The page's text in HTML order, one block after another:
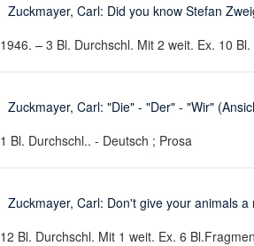
Zuckmayer, Carl: Did you know Stefan
1946. – 3 Bl. Durchschl. Mit 2 weit. Ex. 10
Zuckmayer, Carl: "Die" - "Der" - "Wir"
1 Bl. Durchschl.. - Deutsch ; Prosa
Zuckmayer, Carl: Don't give your animals
12 Bl. Durchschl. Mit 1 weit. Ex. 6